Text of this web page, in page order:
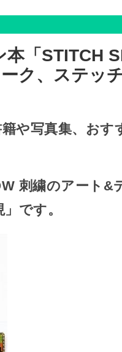
「STITCH
ク、ステッ
や写真集、おす
刺繍のアート&
です。